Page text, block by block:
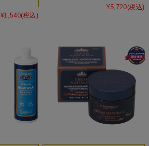
¥1,540(税込)
¥5,720(税込)